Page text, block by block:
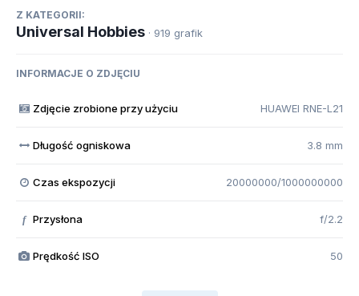
Z KATEGORII:
Universal Hobbies · 919 grafik
INFORMACJE O ZDJĘCIU
Zdjęcie zrobione przy użyciu HUAWEI RNE-L21
Długość ogniskowa 3.8 mm
Czas ekspozycji 20000000/1000000000
f Przysłona f/2.2
Prędkość ISO 50